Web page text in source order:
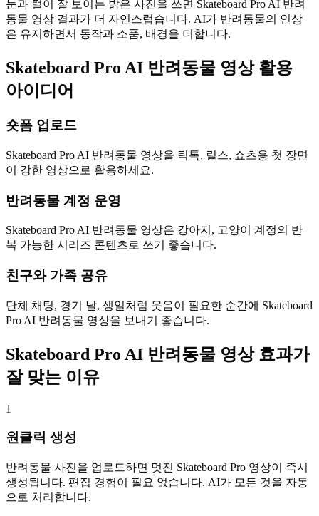
눈과 털이 잘 보이는 밝은 사진을 쓰면 Skateboard Pro AI 반려
동물 영상 결과가 더 자연스럽습니다. AI가 반려동물의 인상
은 유지하면서 동작과 소품, 배경을 더합니다.
Skateboard Pro AI 반려동물 영상 활용
아이디어
숏폼 업로드
Skateboard Pro AI 반려동물 영상을 틱톡, 릴스, 쇼츠용 첫 장면
이 강한 영상으로 활용하세요.
반려동물 계정 운영
Skateboard Pro AI 반려동물 영상은 강아지, 고양이 계정의 반
복 가능한 시리즈 콘텐츠로 쓰기 좋습니다.
친구와 가족 공유
단체 채팅, 경기 날, 생일처럼 웃음이 필요한 순간에 Skateboard
Pro AI 반려동물 영상을 보내기 좋습니다.
Skateboard Pro AI 반려동물 영상 효과가
잘 맞는 이유
1
원클릭 생성
반려동물 사진을 업로드하면 멋진 Skateboard Pro 영상이 즉시
생성됩니다. 편집 경험이 필요 없습니다. AI가 모든 것을 자동
으로 처리합니다.